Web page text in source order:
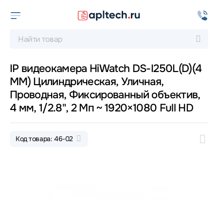
IP видеокамера HiWatch DS-I250L(D)(4
MM) Цилиндрическая, Уличная,
Проводная, Фиксированный объектив,
4 мм, 1/2.8", 2 Мп ~ 1920×1080 Full HD
Код товара: 46-02